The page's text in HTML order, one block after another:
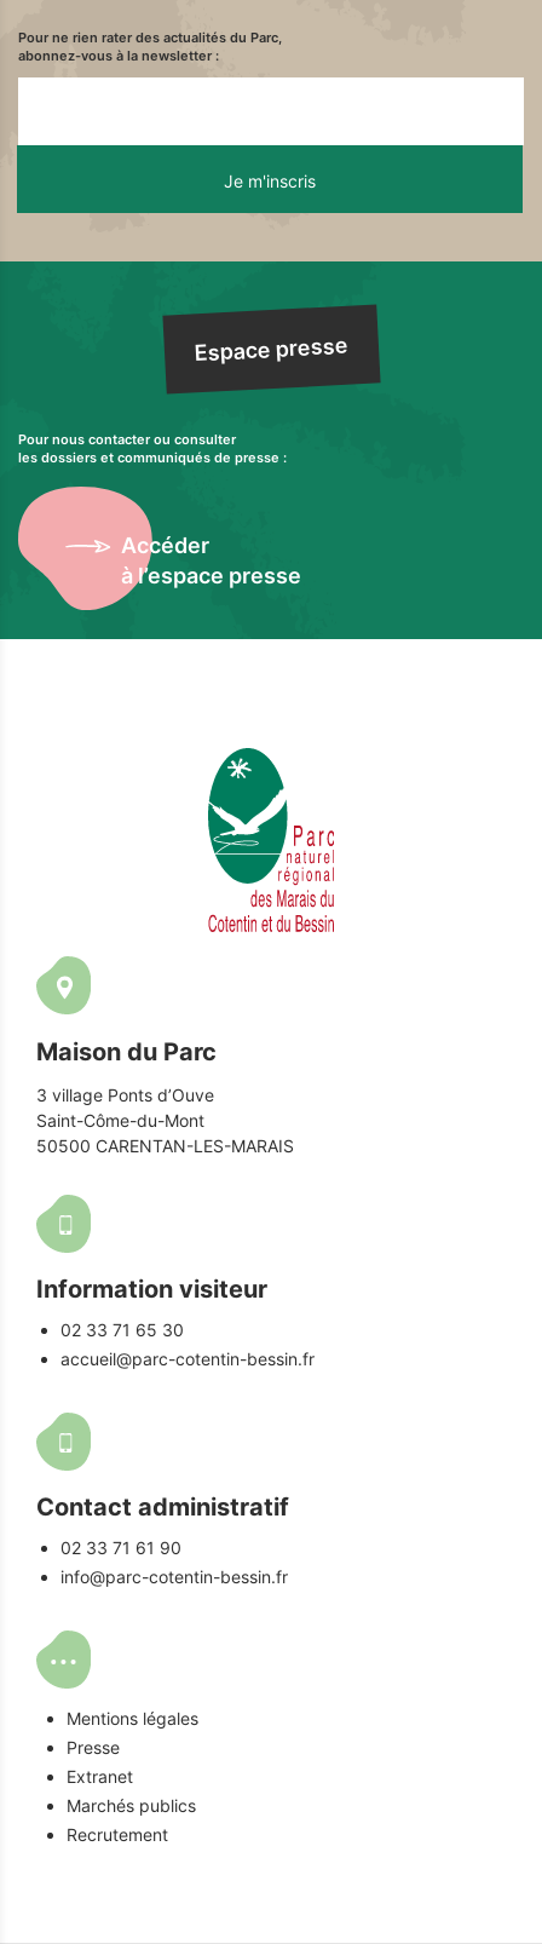
Pour ne rien rater des actualités du Parc,
abonnez-vous à la newsletter :
Espace presse
Pour nous contacter ou consulter
les dossiers et communiqués de presse :
Accéder
à l’espace presse
Maison du Parc
3 village Ponts d’Ouve
Saint-Côme-du-Mont
50500 CARENTAN-LES-MARAIS
Information visiteur
02 33 71 65 30
accueil@parc-cotentin-bessin.fr
Contact administratif
02 33 71 61 90
info@parc-cotentin-bessin.fr
Mentions légales
Presse
Extranet
Marchés publics
Recrutement